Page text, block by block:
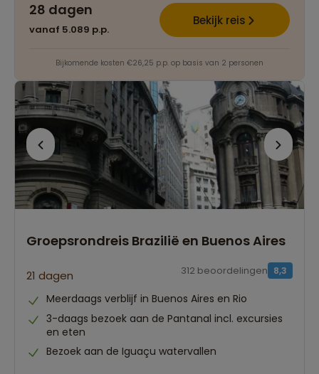
28 dagen
vanaf 5.089 p.p.
Bekijk reis
Bijkomende kosten €26,25 p.p. op basis van 2 personen
Groepsrondreis Brazilië en Buenos Aires
21 dagen 8,3
312 beoordelingen
Meerdaags verblijf in Buenos Aires en Rio
3-daags bezoek aan de Pantanal incl. excursies
en eten
Bezoek aan de Iguaçu watervallen